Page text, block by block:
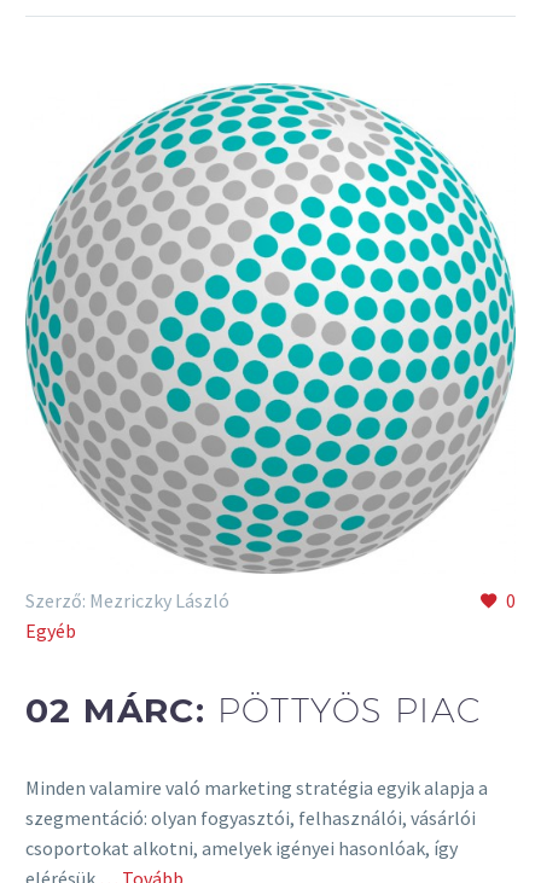
0
Szerző: Mezriczky László
Egyéb
02 MÁRC: PÖTTYÖS PIAC
Minden valamire való marketing stratégia egyik alapja a
szegmentáció: olyan fogyasztói, felhasználói, vásárlói
csoportokat alkotni, amelyek igényei hasonlóak, így